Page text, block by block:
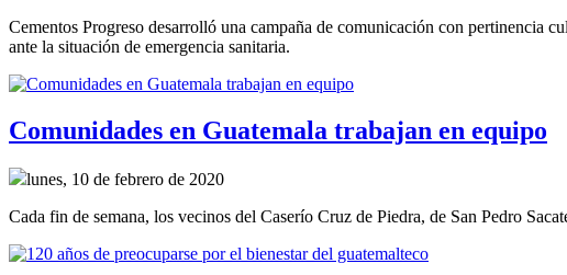
Cementos Progreso desarrolló una campaña de comunicación con pertinencia
ante la situación de emergencia sanitaria.
Comunidades en Guatemala trabajan en equipo
lunes, 10 de febrero de 2020
Cada fin de semana, los vecinos del Caserío Cruz de Piedra, de San Pedro